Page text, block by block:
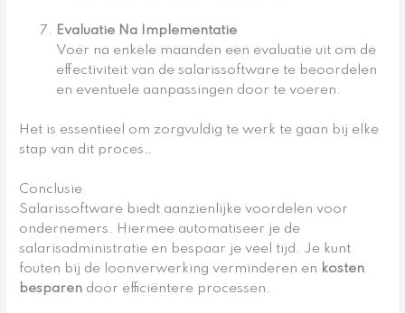
Evaluatie Na Implementatie
Voer na enkele maanden een evaluatie uit om de
effectiviteit van de salarissoftware te beoordelen
en eventuele aanpassingen door te voeren.
Het is essentieel om zorgvuldig te werk te gaan bij elke
stap van dit proces…
Conclusie
Salarissoftware biedt aanzienlijke voordelen voor
ondernemers. Hiermee automatiseer je de
salarisadministratie en bespaar je veel tijd. Je kunt
fouten bij de loonverwerking verminderen en kosten
besparen door efficiëntere processen.